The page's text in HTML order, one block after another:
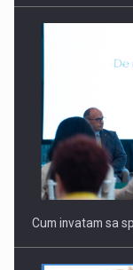
Webinar -
Investitii
Cum invatam sa